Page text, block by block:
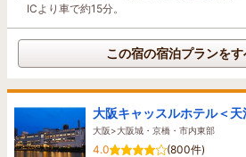
ICより車で約15分。
この宿の宿泊プランを
大阪キャッスルホテル＜天
大阪>大阪城・京橋・市内東部
4.0
(800件)